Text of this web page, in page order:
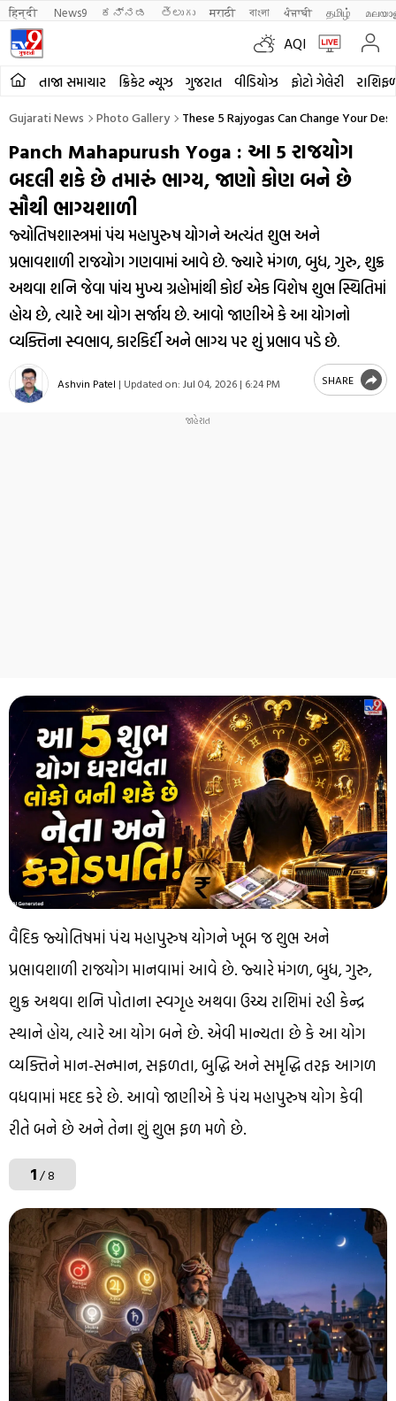
हिन्दी News9 ಕನ್ನಡ తెలుగు मराठी বাংলা ਪੰਜਾਬੀ தமிழ்
AQI
તાજા સમાચાર ક્રિકેટ ન્યૂઝ ગુજરાત વીડિયોઝ ફોટો ગેલેરી
Gujarati News Photo Gallery These 5 Rajyogas Can Change Your
Panch Mahapurush Yoga : આ 5 રાજયોગ
બદલી શકે છે તમારું ભાગ્ય, જાણો કોણ બને છે
સૌથી ભાગ્યશાળી
જ્યોતિષશાસ્ત્રમાં પંચ મહાપુરુષ યોગને અત્યંત શુભ અને
પ્રભાવશાળી રાજયોગ ગણવામાં આવે છે. જ્યારે મંગળ, બુધ, ગુરુ, શુક્ર
અથવા શનિ જેવા પાંચ મુખ્ય ગ્રહોમાંથી કોઈ એક વિશેષ શુભ સ્થિતિમાં
હોય છે, ત્યારે આ યોગ સર્જાય છે. આવો જાણીએ કે આ યોગનો
વ્યક્તિના સ્વભાવ, કારકિર્દી અને ભાગ્ય પર શું પ્રભાવ પડે છે.
Ashvin Patel | Updated on: Jul 04, 2026 | 6:24 PM SHARE
વૈદિક જ્યોતિષમાં પંચ મહાપુરુષ યોગને ખૂબ જ શુભ અને
પ્રભાવશાળી રાજયોગ માનવામાં આવે છે. જ્યારે મંગળ, બુધ, ગુરુ,
શુક્ર અથવા શનિ પોતાના સ્વગૃહ અથવા ઉચ્ચ રાશિમાં રહી કેન્દ્ર
સ્થાને હોય, ત્યારે આ યોગ બને છે. એવી માન્યતા છે કે આ યોગ
વ્યક્તિને માન-સન્માન, સફળતા, બુદ્ધિ અને સમૃદ્ધિ તરફ આગળ
વધવામાં મદદ કરે છે. આવો જાણીએ કે પંચ મહાપુરુષ યોગ કેવી
રીતે બને છે અને તેના શું શુભ ફળ મળે છે.
1/ 8